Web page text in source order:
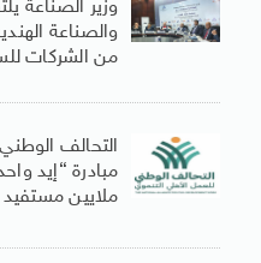
وزير الصناعة
من الشركات
التحالف
ملايين